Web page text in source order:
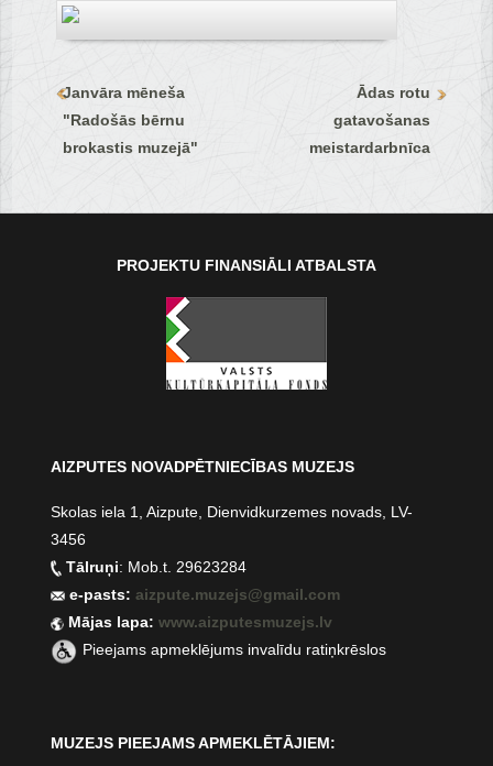
Janvāra mēneša
"Radošās bērnu
brokastis muzejā"
Ādas rotu
gatavošanas
meistardarbnīca
PROJEKTU FINANSIĀLI ATBALSTA
AIZPUTES NOVADPĒTNIECĪBAS MUZEJS
Skolas iela 1, Aizpute, Dienvidkurzemes novads, LV-
3456
Tālruņi: Mob.t. 29623284
e-pasts:aizpute.muzejs@gmail.com
Mājas lapa:www.aizputesmuzejs.lv
Pieejams apmeklējums invalīdu ratiņkrēslos
MUZEJS PIEEJAMS APMEKLĒTĀJIEM: